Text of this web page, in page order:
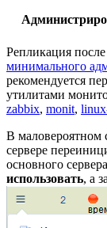
Репликация
минимального
рекомендуется
утилитами
zabbix, monit,
В маловероятном
сервере
основного
использовать, а